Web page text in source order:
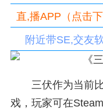
直,播APP（点击下
附近带SE,交友
三伏作为当前
戏，玩家可在